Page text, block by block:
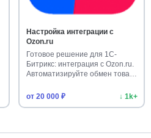
Настройка интеграции с
Ozon.ru
Готовое решение для 1С-
Битрикс: интеграция с Ozon.ru.
Автоматизируйте обмен това…
от 20 000 ₽ ↓ 1k+